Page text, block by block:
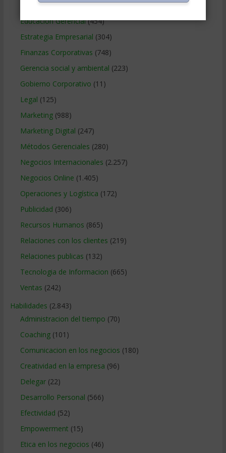
Contabilidad(466)
Educacion Gerencial(454)
Estrategia Empresarial (304)
Finanzas Corporativas (748)
Gerencia social y ambiental (223)
Gobierno Corporativo (11)
Legal (125)
Marketing(988)
Marketing Digital (247)
Métodos Gerenciales (280)
Negocios Internacionales (2.257)
Negocios Online (1.405)
Operaciones y Logística (172)
Publicidad (306)
Recursos Humanos (865)
Relaciones con los clientes (219)
Relaciones publicas (132)
Tecnologia de Informacion (665)
Ventas (242)
Habilidades (2.843)
Administracion del tiempo (70)
Coaching(101)
Comunicacion en los negocios (180)
Creatividad en la empresa (96)
Delegar(22)
Desarrollo Personal (566)
Efectividad (52)
Empowerment (15)
Etica en los negocios (46)